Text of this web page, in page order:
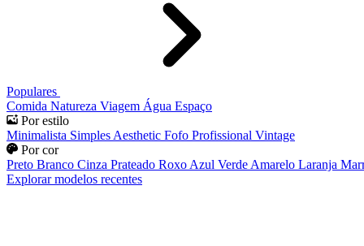
Populares
Comida Natureza Viagem Água Espaço
Por estilo
Minimalista Simples Aesthetic Fofo Profissional Vintage
Por cor
Preto Branco Cinza Prateado Roxo Azul Verde Amarelo Laranja
Explorar modelos recentes